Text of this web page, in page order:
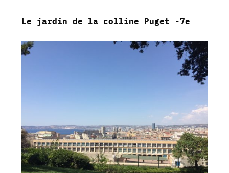
Le jardin de la colline Puget -7e